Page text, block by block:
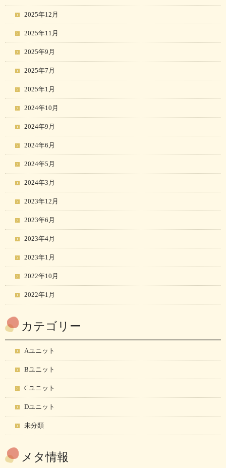
2025年12月
2025年11月
2025年9月
2025年7月
2025年1月
2024年10月
2024年9月
2024年6月
2024年5月
2024年3月
2023年12月
2023年6月
2023年4月
2023年1月
2022年10月
2022年1月
カテゴリー
Aユニット
Bユニット
Cユニット
Dユニット
未分類
メタ情報